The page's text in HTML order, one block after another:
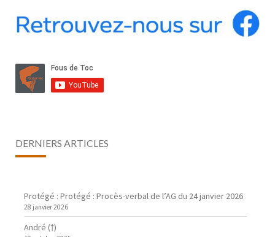
DERNIERS ARTICLES
Protégé : Protégé : Procès-verbal de l’AG du 24 janvier 2026
28 janvier 2026
André (†)